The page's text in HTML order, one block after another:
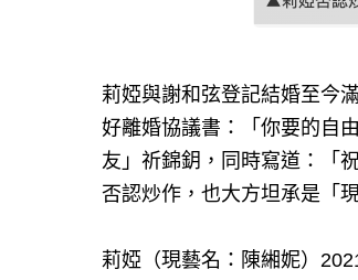
莉婭與謝和弦登記結婚至今
好離婚協議書：「你要的自
友」祈錦鈅，同時寫道：「
否認炒作，也大方坦承是「
莉婭（現藝名：陳緗妮）